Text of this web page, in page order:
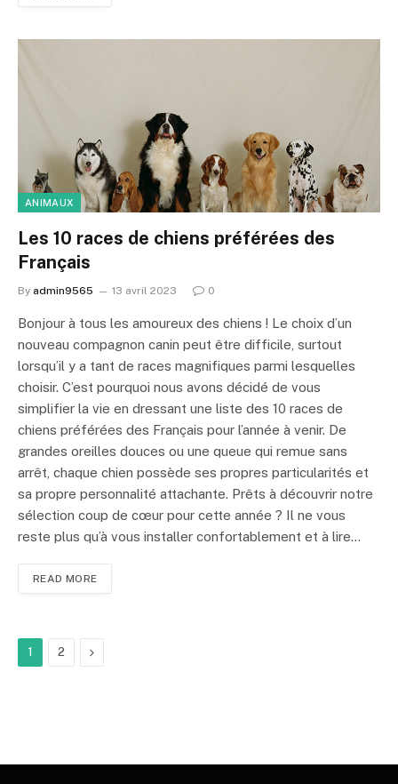
ANIMAUX
Les 10 races de chiens préférées des
Français
By admin9565 13 avril 2023 0
Bonjour à tous les amoureux des chiens ! Le choix d’un
nouveau compagnon canin peut être difficile, surtout
lorsqu’il y a tant de races magnifiques parmi lesquelles
choisir. C’est pourquoi nous avons décidé de vous
simplifier la vie en dressant une liste des 10 races de
chiens préférées des Français pour l’année à venir. De
grandes oreilles douces ou une queue qui remue sans
arrêt, chaque chien possède ses propres particularités et
sa propre personnalité attachante. Prêts à découvrir notre
sélection coup de cœur pour cette année ? Il ne vous
reste plus qu’à vous installer confortablement et à lire…
READ MORE
1 2 Next